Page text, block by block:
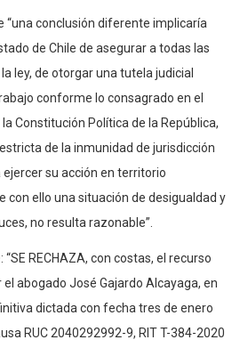
“una conclusión diferente implicaría
de Chile de asegurar a todas las
ley, de otorgar una tutela judicial
conforme lo consagrado en el
la Constitución Política de la República,
de la inmunidad de jurisdicción
su acción en territorio
con ello una situación de desigualdad y
no resulta razonable”.
RECHAZA, con costas, el recurso
abogado José Gajardo Alcayaga, en
dictada con fecha tres de enero
RUC 2040292992-9, RIT T-384-2020